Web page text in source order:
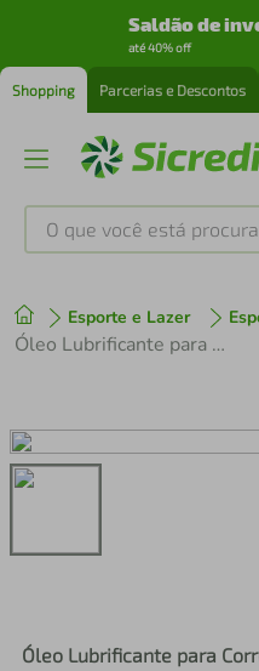
Saldão de
até 40% off
Shopping Parcerias e Descontos
O que você está
Esporte e Lazer
Óleo Lubrificante para Corrente Seco 100ml Chain Lube
Óleo Lubrificante para
1 º tenis